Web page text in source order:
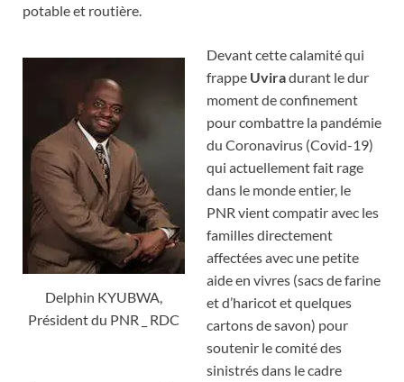
potable et routière.
Delphin KYUBWA,
Président du PNR _ RDC
Devant cette calamité qui
frappe Uviradurant le dur
moment de confinement
pour combattre la pandémie
du Coronavirus (Covid-19)
qui actuellement fait rage
dans le monde entier, le
PNR vient compatir avec les
familles directement
affectées avec une petite
aide en vivres (sacs de farine
et d’haricot et quelques
cartons de savon) pour
soutenir le comité des
sinistrés dans le cadre